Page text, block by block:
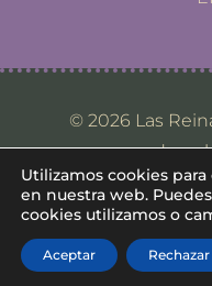
© 2026 Las
Utilizamos cookies
en nuestra web.
cookies utilizamos o
Aceptar